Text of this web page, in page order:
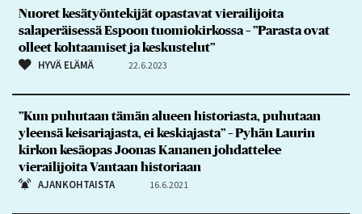
Nuoret kesätyöntekijät opastavat vierailijoita
salaperäisessä Espoon tuomiokirkossa – ”Parasta ovat
olleet kohtaamiset ja keskustelut”
HYVÄ ELÄMÄ 22.6.2023
”Kun puhutaan tämän alueen historiasta, puhutaan
yleensä keisariajasta, ei keskiajasta” – Pyhän Laurin
kirkon kesäopas Joonas Kananen johdattelee
vierailijoita Vantaan historiaan
AJANKOHTAISTA 16.6.2021